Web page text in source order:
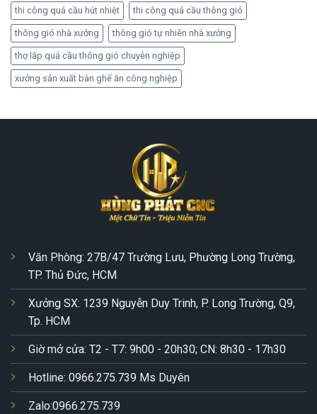
thi công quả cầu hút nhiệt thi công quả cầu thông gió
thông gió nhà xưởng thông gió tự nhiên nhà xưởng
thợ lắp quả cầu thông gió chuyên nghiệp
xưởng sản xuất bàn ghế ăn công nghiệp
Văn Phòng: 27B/47 Trường Lưu, Phường Long Trường,
TP. Thủ Đức, HCM
Xưởng SX: 1239 Nguyễn Duy Trinh, P. Long Trường, Q9,
Tp. HCM
Giờ mở cửa: T2 - T7: 9h00 - 20h30; CN: 8h30 - 17h30
Hotline: 0966.275.739 Ms Duyên
Zalo:0966.275.739